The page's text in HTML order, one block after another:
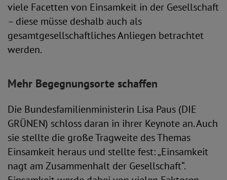
viele Facetten von Einsamkeit in der Gesellschaft
– diese müsse deshalb auch als
gesamtgesellschaftliches Anliegen betrachtet
werden.
Mehr Begegnungsorte schaffen
Die Bundesfamilienministerin Lisa Paus (DIE
GRÜNEN) schloss daran in ihrer Keynote an. Auch
sie stellte die große Tragweite des Themas
Einsamkeit heraus und stellte fest: „Einsamkeit
nagt am Zusammenhalt der Gesellschaft“.